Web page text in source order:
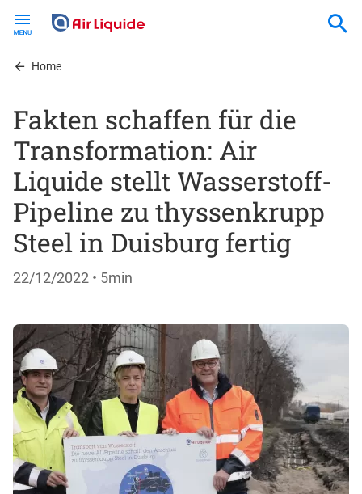
contentHome
Fakten schaffen für die
Transformation: Air
Liquide stellt Wasserstoff-
Pipeline zu thyssenkrupp
Steel in Duisburg fertig
22/12/2022 • 5min